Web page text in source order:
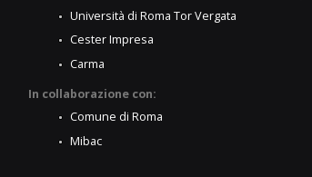
Università di Roma Tor Vergata
Cester Impresa
Carma
In collaborazione con:
Comune di Roma
Mibac